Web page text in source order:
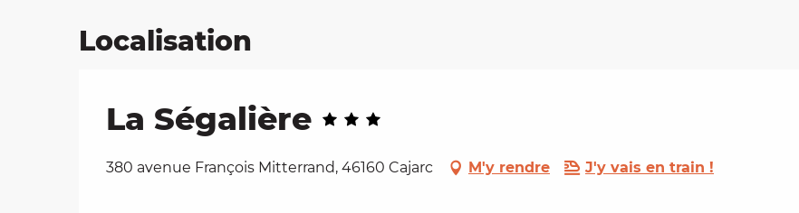
Localisation
La Ségalière
380 avenue François Mitterrand, 46160 Cajarc M'y rendre J'y vais en train !